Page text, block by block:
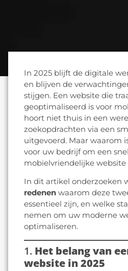
In 2025 blijft de digitale
en blijven de
stijgen. Een website die
geoptimaliseerd is voor
hoort niet thuis in een
zoekopdrachten via een
uitgevoerd. Maar waarom
voor uw bedrijf om een
mobielvriendelijke website
In dit artikel onderzoeken
redenen waarom deze
essentieel zijn, en welke
nemen om uw moderne
optimaliseren.
1. Het belang van
website in 2025